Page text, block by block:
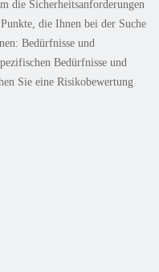
die Sicherheitsanforderungen
die Ihnen bei der Suche
Bedürfnisse und
Bedürfnisse und
Sie eine Risikobewertung